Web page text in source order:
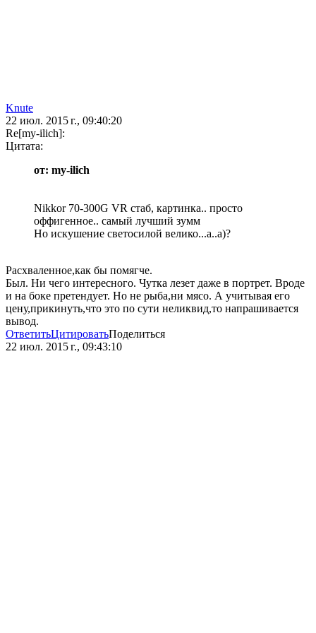
Knute
22 июл. 2015 г., 09:40:20
Re[my-ilich]:
Цитата:
от: my-ilich
Nikkor 70-300G VR стаб, картинка.. просто
оффигенное.. самый лучший зумм
Но искушение светосилой велико...а..а)?
Расхваленное,как бы помягче.
Был. Ни чего интересного. Чутка лезет даже в портрет. Вроде
и на боке претендует. Но не рыба,ни мясо. А учитывая его
цену,прикинуть,что это по сути неликвид,то напрашивается
вывод.
ОтветитьЦитироватьПоделиться
22 июл. 2015 г., 09:43:10